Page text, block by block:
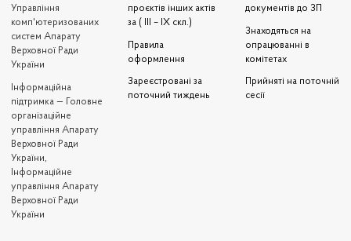
Управління
комп'ютеризованих
систем Апарату
Верховної Ради
України
Iнформаційна
підтримка — Головне
організаційне
управління Апарату
Верховної Ради
України,
Інформаційне
управління Апарату
Верховної Ради
України
проєктів інших актів
за ( III – IX скл.)
Правила
оформлення
Зареєстровані за
поточний тиждень
документів до ЗП
Знаходяться на
опрацюванні в
комітетах
Прийняті на поточній
сесії